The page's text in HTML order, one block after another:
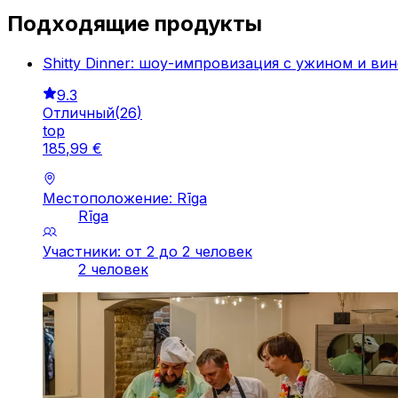
Подходящие продукты
Shitty Dinner: шоу-импровизация с ужином и
9.3
Отличный(26)
top
185,99 €
Местоположение: Rīga
Rīga
Участники: от 2 до 2 человек
2 человек